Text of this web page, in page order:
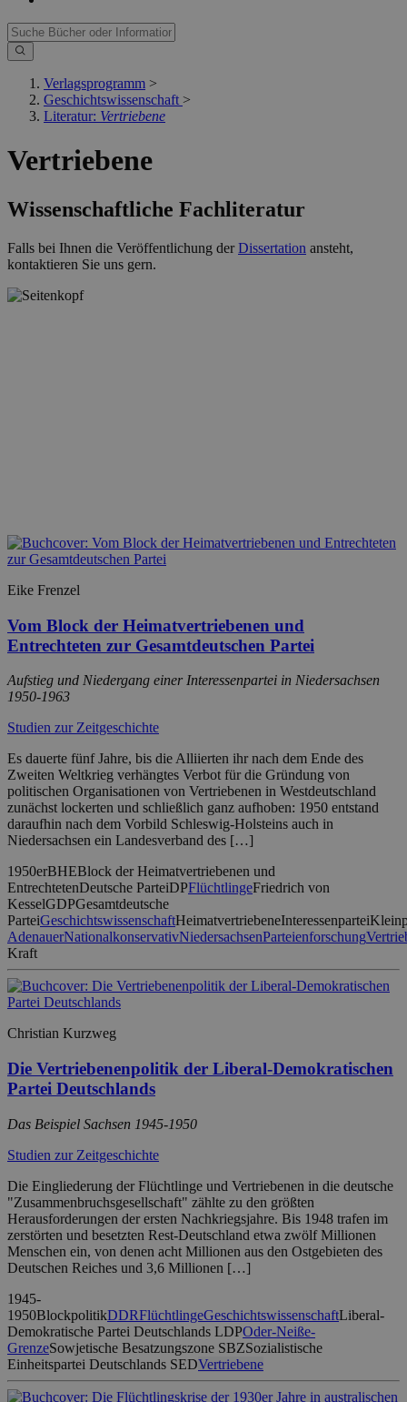
Verlagsprogramm >
Geschichtswissenschaft >
Literatur: Vertriebene
Vertriebene
Wissenschaftliche Fachliteratur
Falls bei Ihnen die Veröffentlichung derDissertation ansteht,
kontaktieren Sie uns gern.
Eike Frenzel
Vom Block der Heimatvertriebenen und
Entrechteten zur Gesamtdeutschen Partei
Aufstieg und Niedergang einer Interessenpartei in Niedersachsen
1950-1963
Studien zur Zeitgeschichte
Es dauerte fünf Jahre, bis die Alliierten ihr nach dem Ende des
Zweiten Weltkrieg verhängtes Verbot für die Gründung von
politischen Organisationen von Vertriebenen in Westdeutschland
zunächst lockerten und schließlich ganz aufhoben: 1950 entstand
daraufhin nach dem Vorbild Schleswig-Holsteins auch in
Niedersachsen ein Landesverband des […]
1950erBHEBlock der Heimatvertriebenen und
EntrechtetenDeutsche ParteiDPFlüchtlingeFriedrich von
KesselGDPGesamtdeutsche
ParteiGeschichtswissenschaftHeimatvertriebeneInteressenpartei
AdenauerNationalkonservativNiedersachsenParteienforschung
Kraft
Christian Kurzweg
Die Vertriebenenpolitik der Liberal-Demokratischen
Partei Deutschlands
Das Beispiel Sachsen 1945-1950
Studien zur Zeitgeschichte
Die Eingliederung der Flüchtlinge und Vertriebenen in die deutsche
"Zusammenbruchsgesellschaft" zählte zu den größten
Herausforderungen der ersten Nachkriegsjahre. Bis 1948 trafen im
zerstörten und besetzten Rest-Deutschland etwa zwölf Millionen
Menschen ein, von denen acht Millionen aus den Ostgebieten des
Deutschen Reiches und 3,6 Millionen […]
1945-
1950BlockpolitikDDRFlüchtlingeGeschichtswissenschaftLiberal-
Demokratische Partei Deutschlands LDPOder-Neiße-
GrenzeSowjetische Besatzungszone SBZSozialistische
Einheitspartei Deutschlands SEDVertriebene